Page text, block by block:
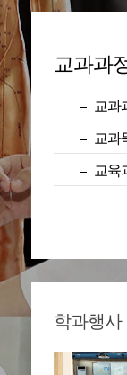
교과과
교과
교과
교육
학과행사